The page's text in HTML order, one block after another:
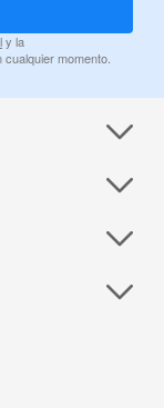
y la
momento.